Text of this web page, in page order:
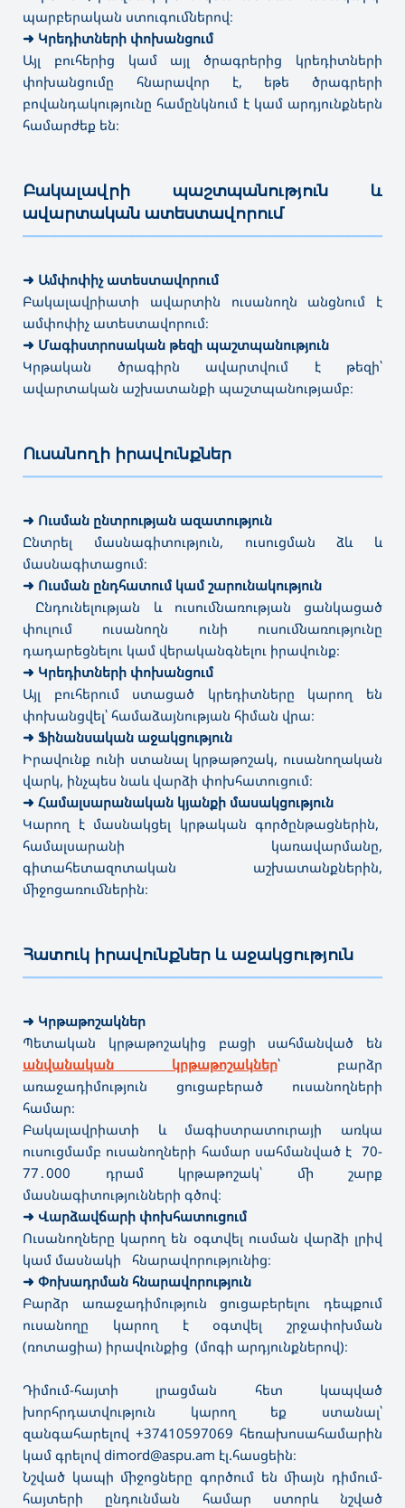
➜ Էրգոթերապիա
➜ Հատուկ հոգեբանություն
✔Մագիստրատուրա
➜ Լրագրություն
➜ Ռեժիսուրա
➜ Գրադարանային-տեղեկատվական աղբյուրներ
➜ Թանգարանային գործ և պատմամշակութային
➜ Կառավարում՝ ըստ ոլորտի
⤷ Պրոդյուսերական գործ
պարբերական ստուգումներով։
➜ Կրեդիտների փոխանցում
Այլ բուհերից կամ այլ ծրագրերից կրեդիտների
փոխանցումը հնարավոր է, եթե ծրագրերի
բովանդակությունը համընկնում է կամ արդյունքներն
համարժեք են։
Բակալավրի պաշտպանություն և
ավարտական ատեստավորում
➜ Ամփոփիչ ատեստավորում
Բակալավրիատի ավարտին ուսանողն անցնում է
ամփոփիչ ատեստավորում։
➜ Մագիստրոսական թեզի պաշտպանություն
Կրթական ծրագիրն ավարտվում է թեզի՝
ավարտական աշխատանքի պաշտպանությամբ։
Ուսանողի իրավունքներ
➜ Ուսման ընտրության ազատություն
Ընտրել մասնագիտություն, ուսուցման ձև և
մասնագիտացում։
➜ Ուսման ընդհատում կամ շարունակություն
Ընդունելության և ուսումնառության ցանկացած
փուլում ուսանողն ունի ուսումնառությունը
դադարեցնելու կամ վերականգնելու իրավունք։
➜ Կրեդիտների փոխանցում
Այլ բուհերում ստացած կրեդիտները կարող են
փոխանցվել՝ համաձայնության հիման վրա։
➜ Ֆինանսական աջակցություն
Իրավունք ունի ստանալ կրթաթոշակ, ուսանողական
վարկ, ինչպես նաև վարձի փոխհատուցում։
➜ Համալսարանական կյանքի մասակցություն
Կարող է մասնակցել կրթական գործընթացներին,
համալսարանի կառավարմանը,
գիտահետազոտական աշխատանքներին,
միջոցառումներին։
Հատուկ իրավունքներ և աջակցություն
➜ Կրթաթոշակներ
Պետական կրթաթոշակից բացի սահմանված են
անվանական կրթաթոշակներ՝ բարձր
առաջադիմություն ցուցաբերած ուսանողների
համար։
Բակալավրիատի և մագիստրատուրայի առկա
ուսուցմամբ ուսանողների համար սահմանված է 70-
77․000 դրամ կրթաթոշակ՝ մի շարք
մասնագիտությունների գծով։
➜ Վարձավճարի փոխհատուցում
Ուսանողները կարող են օգտվել ուսման վարձի լրիվ
կամ մասնակի հնարավորությունից։
➜ Փոխադրման հնարավորություն
Բարձր առաջադիմություն ցուցաբերելու դեպքում
ուսանողը կարող է օգտվել շրջափոխման
(ռոտացիա) իրավունքից (մոգի արդյունքներով)։
Դիմում-հայտի լրացման հետ կապված
խորհրդատվություն կարող եք ստանալ՝
զանգահարելով +37410597069 հեռախոսահամարին
կամ գրելով dimord@aspu.am էլ.հասցեին։
Նշված կապի միջոցները գործում են միայն դիմում-
հայտերի ընդունման համար ստորև նշված